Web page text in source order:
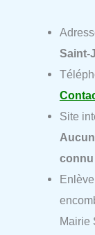
Saint-
Site
connu
Mairie